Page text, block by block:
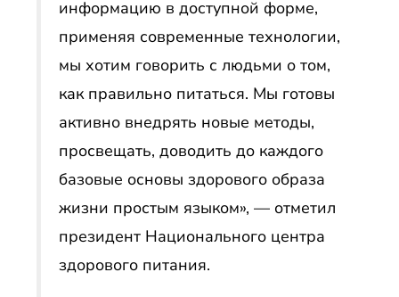
информацию в доступной форме,
применяя современные технологии,
мы хотим говорить с людьми о том,
как правильно питаться. Мы готовы
активно внедрять новые методы,
просвещать, доводить до каждого
базовые основы здорового образа
жизни простым языком», — отметил
президент Национального центра
здорового питания.